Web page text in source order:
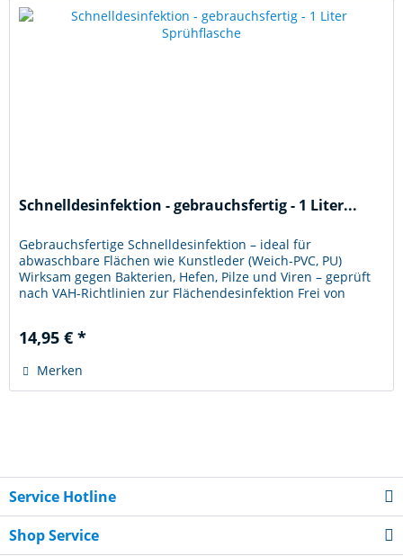
Schnelldesinfektion - gebrauchsfertig - 1 Liter...
Gebrauchsfertige Schnelldesinfektion – ideal für
abwaschbare Flächen wie Kunstleder (Weich-PVC, PU)
Wirksam gegen Bakterien, Hefen, Pilze und Viren – geprüft
nach VAH-Richtlinien zur Flächendesinfektion Frei von
14,95 € *
Merken
Service Hotline
Shop Service